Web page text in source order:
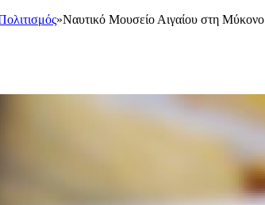
»Ναυτικό Μουσείο Αιγαίου στη Μύκονο